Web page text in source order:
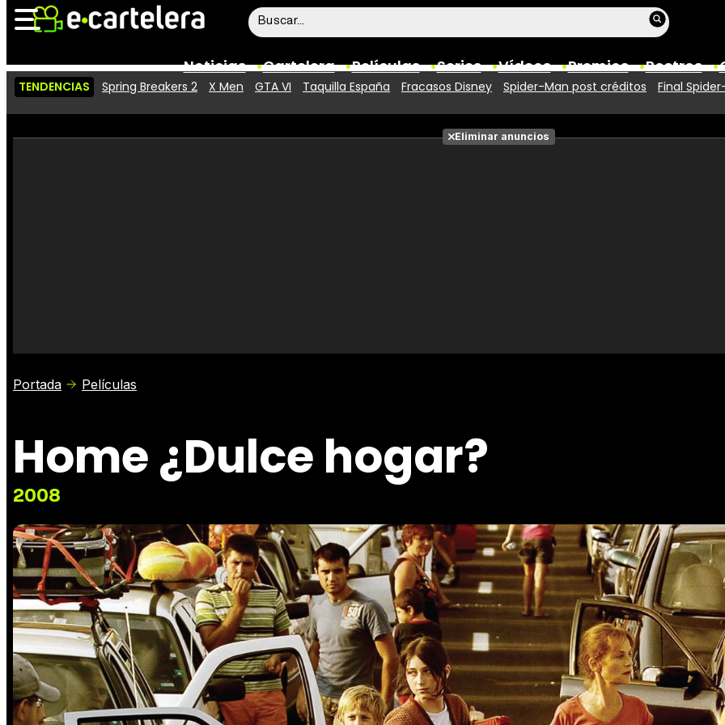
Noticias Cartelera Películas Series Vídeos Premios Rostros
Vídeos
Taquilla
Fotos
TENDENCIAS Spring Breakers 2 X Men GTA VI Taquilla España Fracasos Disney Spider-Man post créditos Final
Eliminar anuncios
Portada Películas
Home ¿Dulce hogar?
2008